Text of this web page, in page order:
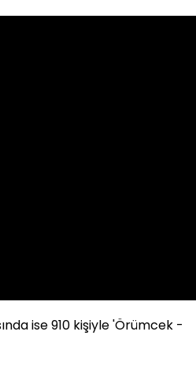
ise 910 kişiyle 'Örümcek -